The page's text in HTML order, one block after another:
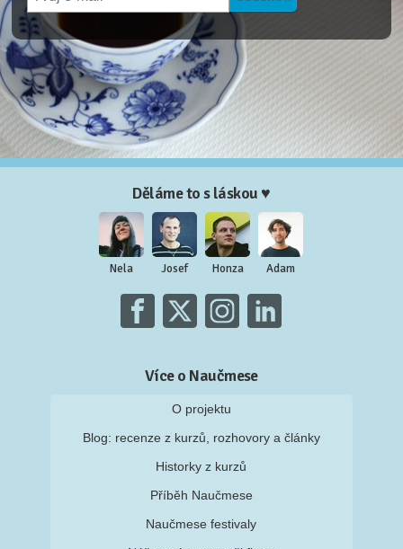
Děláme to s láskou ♥
Nela Josef Honza Adam
Více o Naučmese
O projektu
Blog: recenze z kurzů, rozhovory a články
Historky z kurzů
Příběh Naučmese
Naučmese festivaly